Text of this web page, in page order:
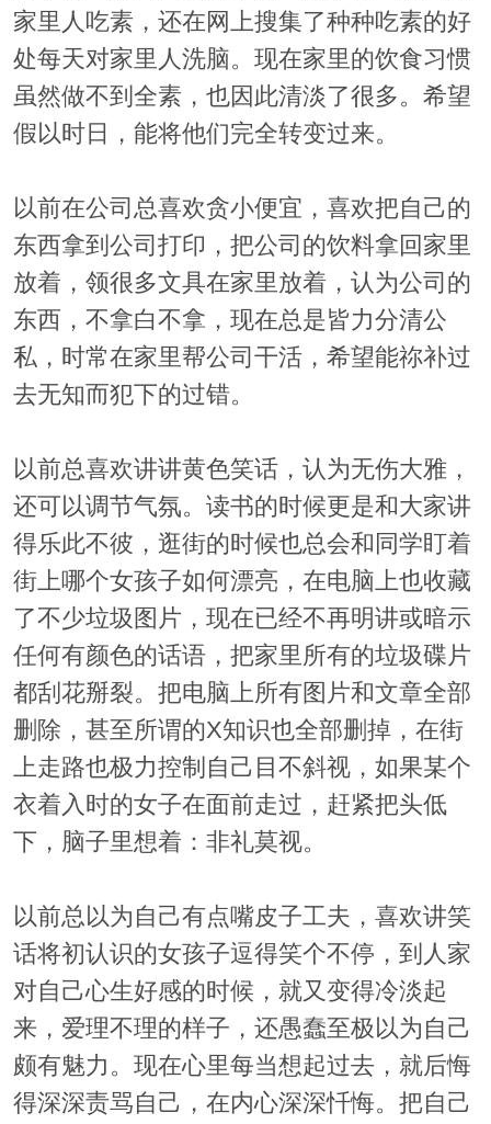
家里人吃素，还在网上搜集了种种吃素的好
处每天对家里人洗脑。现在家里的饮食习惯
虽然做不到全素，也因此清淡了很多。希望
假以时日，能将他们完全转变过来。
以前在公司总喜欢贪小便宜，喜欢把自己的
东西拿到公司打印，把公司的饮料拿回家里
放着，领很多文具在家里放着，认为公司的
东西，不拿白不拿，现在总是皆力分清公
私，时常在家里帮公司干活，希望能祢补过
去无知而犯下的过错。
以前总喜欢讲讲黄色笑话，认为无伤大雅，
还可以调节气氛。读书的时候更是和大家讲
得乐此不彼，逛街的时候也总会和同学盯着
街上哪个女孩子如何漂亮，在电脑上也收藏
了不少垃圾图片，现在已经不再明讲或暗示
任何有颜色的话语，把家里所有的垃圾碟片
都刮花掰裂。把电脑上所有图片和文章全部
删除，甚至所谓的X知识也全部删掉，在街
上走路也极力控制自己目不斜视，如果某个
衣着入时的女子在面前走过，赶紧把头低
下，脑子里想着：非礼莫视。
以前总以为自己有点嘴皮子工夫，喜欢讲笑
话将初认识的女孩子逗得笑个不停，到人家
对自己心生好感的时候，就又变得冷淡起
来，爱理不理的样子，还愚蠢至极以为自己
颇有魅力。现在心里每当想起过去，就后悔
得深深责骂自己，在内心深深忏悔。把自己